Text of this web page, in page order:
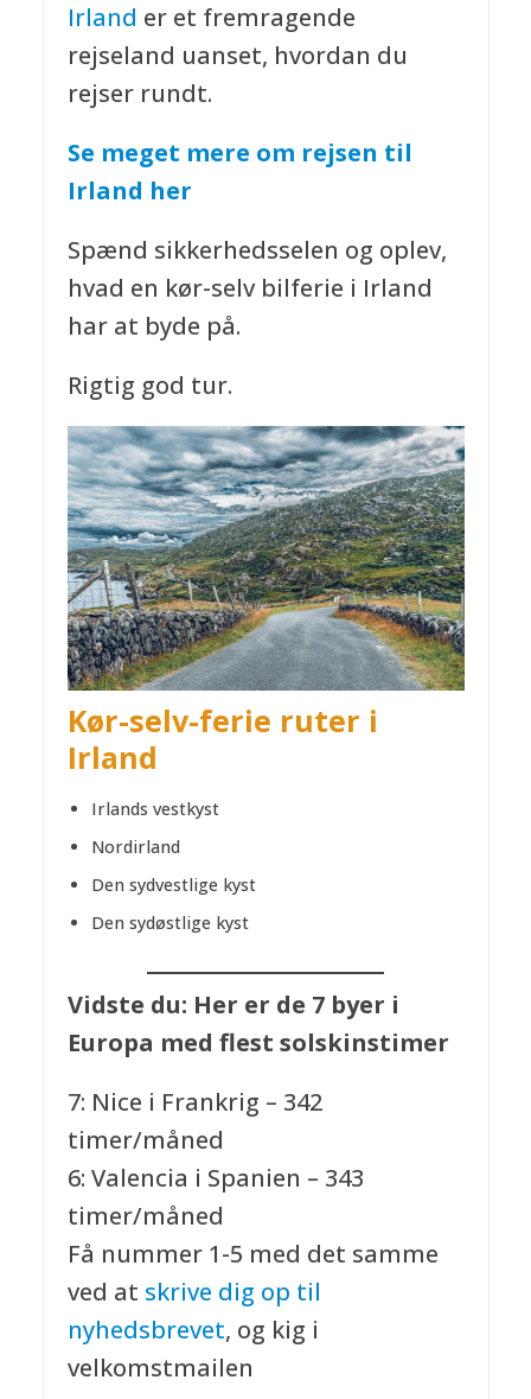
Irland er et fremragende
rejseland uanset, hvordan du
rejser rundt.
Se meget mere om rejsen til
Irland her
Spænd sikkerhedsselen og oplev,
hvad en kør-selv bilferie i Irland
har at byde på.
Rigtig god tur.
Kør-selv-ferie ruter i
Irland
Irlands vestkyst
Nordirland
Den sydvestlige kyst
Den sydøstlige kyst
Vidste du: Her er de 7 byer i
Europa med flest solskinstimer
7: Nice i Frankrig – 342
timer/måned
6: Valencia i Spanien – 343
timer/måned
Få nummer 1-5 med det samme
ved at skrive dig op til
nyhedsbrevet, og kig i
velkomstmailen